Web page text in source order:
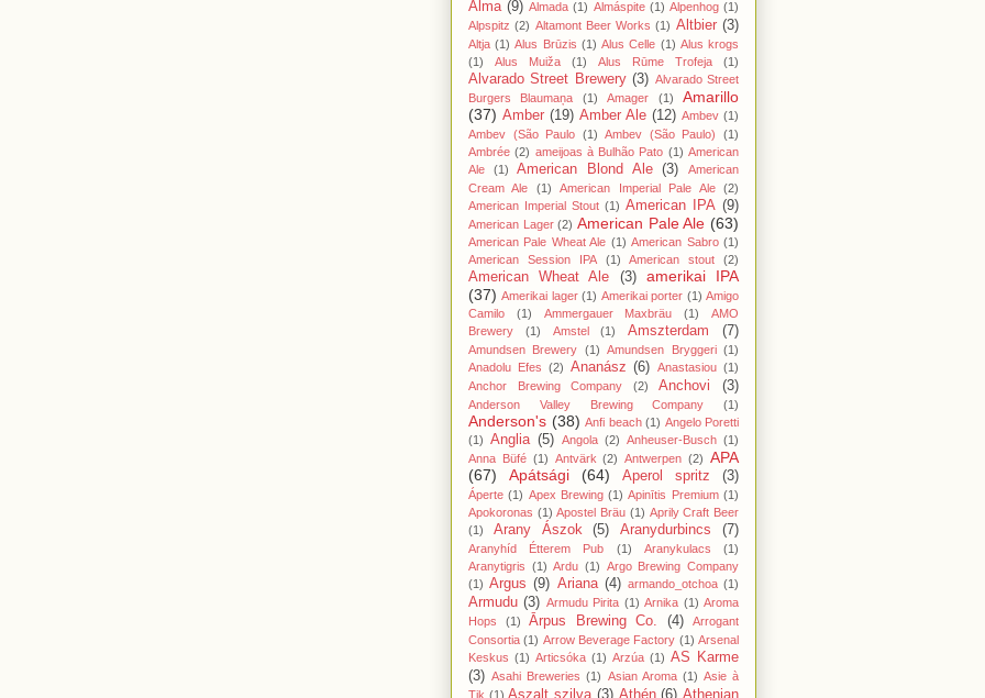
Alma (9) Almada (1) Almáspite (1) Alpenhog (1)
Alpspitz (2) Altamont Beer Works (1) Altbier (3)
Altja (1) Alus Brūzis (1) Alus Celle (1) Alus krogs
(1)
Alus Muiža (1) Alus Rūme Trofeja (1)
Alvarado Street Brewery (3) Alvarado Street
Burgers Blaumaņa
(1) Amager (1)
Amarillo
(37) Amber (19) Amber Ale (12) Ambev (1)
Ambev (São Paulo (1) Ambev (São Paulo)
(1)
Ambrée (2) ameijoas à Bulhão Pato (1) American
Ale
(1) American Blond Ale (3)
American
Cream Ale
(1) American Imperial Pale Ale
(2)
American Imperial Stout (1) American IPA (9)
American Lager (2) American Pale Ale (63)
American Pale Wheat Ale (1) American Sabro (1)
American Session IPA
(1) American stout (2)
American Wheat Ale (3)
amerikai IPA
(37) Amerikai lager (1) Amerikai porter (1) Amigo
Camilo
(1) Ammergauer Maxbräu (1)
AMO
Brewery
(1) Amstel (1) Amszterdam (7)
Amundsen Brewery (1) Amundsen Bryggeri (1)
Anadolu Efes (2) Ananász (6) Anastasiou (1)
Anchor Brewing Company
(2) Anchovi (3)
Anderson Valley Brewing Company (1)
Anderson's (38) Anfi beach (1) Angelo Poretti
(1) Anglia (5) Angola (2) Anheuser-Busch (1)
Anna Büfé (1) Antvärk (2) Antwerpen (2) APA
(67)
Apátsági (64) Aperol spritz (3)
Áperte (1) Apex Brewing (1) Apinītis Premium (1)
Apokoronas (1) Apostel Bräu (1) Aprily Craft Beer
(1)
Arany Ászok (5) Aranydurbincs (7)
Aranyhíd Étterem Pub (1) Aranykulacs
(1)
Aranytigris (1) Ardu (1) Argo Brewing Company
(1) Argus (9) Ariana (4) armando_otchoa (1)
Armudu (3) Armudu Pirita (1) Arnika (1) Aroma
Hops
(1) Ārpus Brewing Co. (4)
Arrogant
Consortia (1) Arrow Beverage Factory (1) Arsenal
Keskus (1) Articsóka (1) Arzúa (1) AS Karme
(3) Asahi Breweries (1) Asian Aroma (1) Asie à
Tik (1) Aszalt szilva (3) Athén (6) Athenian